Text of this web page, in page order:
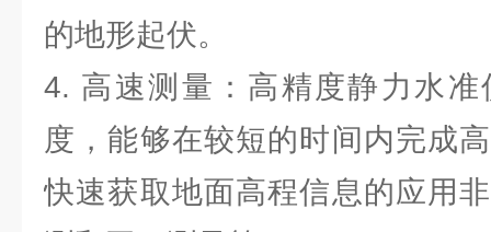
的地形起伏。
4. 高速测量：高精度静力水
度，能够在较短的时间内完成
快速获取地面高程信息的应用